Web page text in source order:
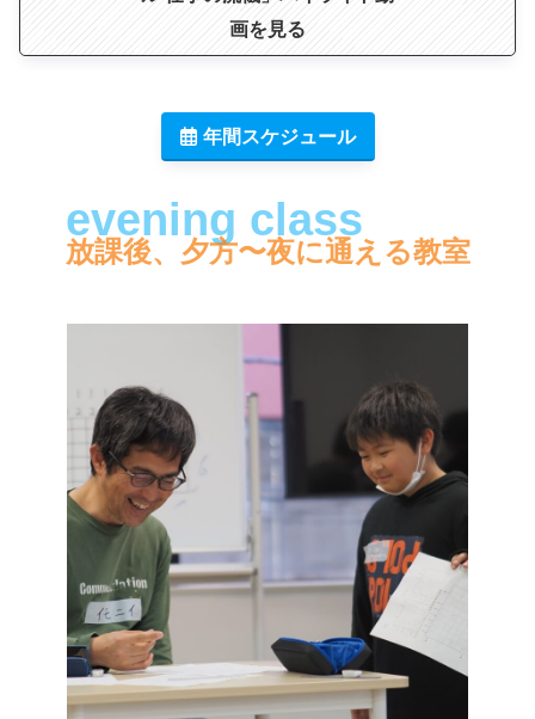
画を見る
年間スケジュール
放課後、夕方〜夜に通える教室